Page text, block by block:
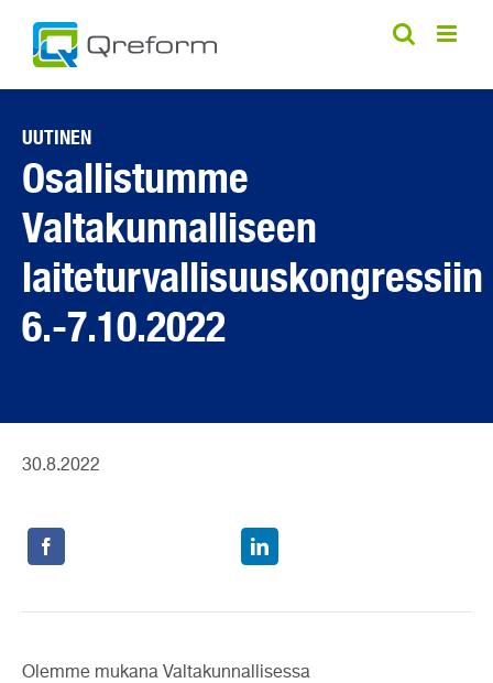
content
UUTINEN
Osallistumme
Valtakunnalliseen
laiteturvallisuuskongressiin
6.-7.10.2022
30.8.2022
Olemme mukana Valtakunnallisessa